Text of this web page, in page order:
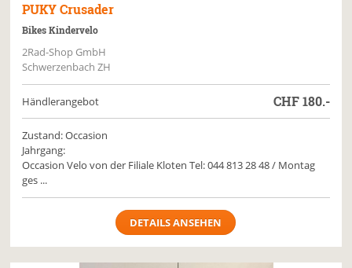
PUKY Crusader
Bikes Kindervelo
2Rad-Shop GmbH
Schwerzenbach ZH
Händlerangebot CHF180.-
Zustand: Occasion
Jahrgang:
Occasion Velo von der Filiale Kloten Tel: 044 813 28 48 / Montag
ges ...
DETAILS ANSEHEN